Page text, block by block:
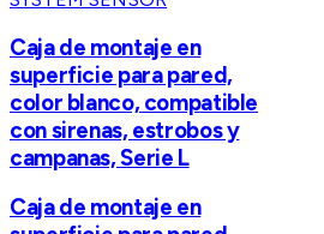
Caja de montaje en
superficie para pared,
color blanco, compatible
con sirenas, estrobos y
campanas, Serie L
Caja de montaje en